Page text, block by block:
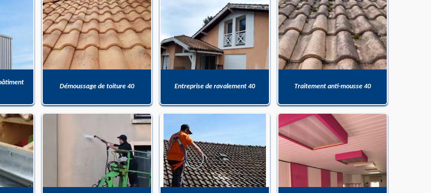
Démoussage de toiture 40 Entreprise de ravalement 40 Traitement anti-mousse 40